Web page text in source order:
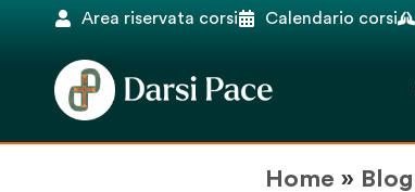
Area riservata corsi Calendario corsi
Home » Blog